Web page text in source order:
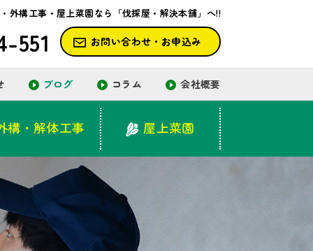
外構工事・屋上菜園なら「伐採屋・解決本舗」へ!!
551 お問い合わせ・お申込み
ブログ コラム 会社概要
構・解体工事 屋上菜園
構・解体工事 屋上菜園
構・解体工事 屋上菜園